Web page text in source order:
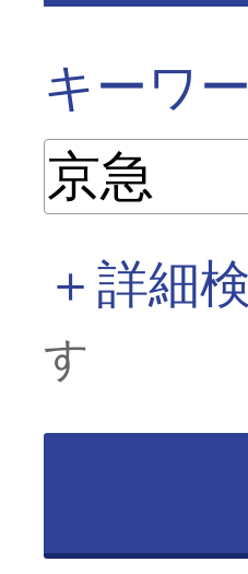
キーワ
＋詳細
す